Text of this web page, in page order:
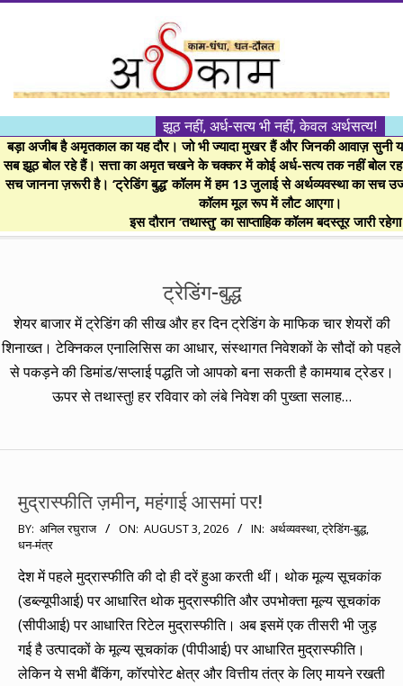
।।
अर्थकाम।।
BE
FINANCIALLY
CLEVER!
झूठ नहीं, अर्ध-सत्य भी नहीं, केवल अर्थसत्य!
बड़ा अजीब है अमृतकाल का यह दौर। जो भी ज्यादा मुखर हैं और जिनकी आवाज़ सुनी
सब झूठ बोल रहे हैं। सत्ता का अमृत चखने के चक्कर में कोई अर्ध-सत्य तक नहीं बोल
सच जानना ज़रूरी है। ‘ट्रेडिंग बुद्ध’ कॉलम में हम 13 जुलाई से अर्थव्यवस्था का सच
कॉलम मूल रूप में लौट आएगा।
इस दौरान ‘तथास्तु’ का साप्ताहिक कॉलम बदस्तूर जारी
ट्रेडिंग-बुद्ध
शेयर बाजार में ट्रेडिंग की सीख और हर दिन ट्रेडिंग के माफिक चार शेयरों की
शिनाख्त। टेक्निकल एनालिसिस का आधार, संस्थागत निवेशकों के सौदों को पहले
से पकड़ने की डिमांड/सप्लाई पद्धति जो आपको बना सकती है कामयाब ट्रेडर।
ऊपर से तथास्तु! हर रविवार को लंबे निवेश की पुख्ता सलाह…
मुद्रास्फीति ज़मीन, महंगाई आसमां पर!
2026-
08-
03
BY: अनिल रघुराज ON: AUGUST 3, 2026 IN: अर्थव्यवस्था,ट्रेडिंग-बुद्ध,
धन-मंत्र
देश में पहले मुद्रास्फीति की दो ही दरें हुआ करती थीं। थोक मूल्य सूचकांक
(डब्ल्यूपीआई) पर आधारित थोक मुद्रास्फीति और उपभोक्ता मूल्य सूचकांक
(सीपीआई) पर आधारित रिटेल मुद्रास्फीति। अब इसमें एक तीसरी भी जुड़
गई है उत्पादकों के मूल्य सूचकांक (पीपीआई) पर आधारित मुद्रास्फीति।
लेकिन ये सभी बैंकिंग, कॉरपोरेट क्षेत्र और वित्तीय तंत्र के लिए मायने रखती